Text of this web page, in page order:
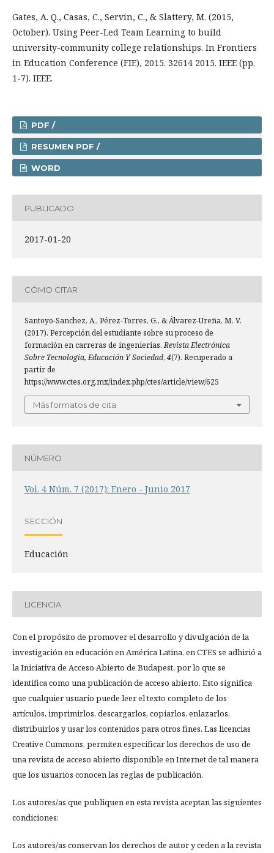
Gates, A. Q., Casas, C., Servin, C., & Slattery, M. (2015,
October). Using Peer-Led Team Learning to build
university-community college relationships. In Frontiers
in Education Conference (FIE), 2015. 32614 2015. IEEE (pp.
1-7). IEEE.
PDF /
RESUMEN PDF /
WORD
PUBLICADO
2017-01-20
CÓMO CITAR
Santoyo-Sanchez, A., Pérez-Torres, G., & Álvarez-Ureña, M. V.
(2017). Percepción del estudiante sobre su proceso de
formación en carreras de ingenierías.Revista Electrónica
Sobre Tecnología, Educación Y Sociedad, 4(7). Recuperado a
partir de
https://www.ctes.org.mx/index.php/ctes/article/view/625
Más formatos de cita
NÚMERO
Vol. 4 Núm. 7 (2017): Enero - Junio 2017
SECCIÓN
Educación
LICENCIA
Con el propósito de promover el desarrollo y divulgación de la
investigación en educación en América Latina, en CTES se adhirió a
la Iniciativa de Acceso Abierto de Budapest, por lo que se
identifica como una publicación de acceso abierto. Esto significa
que cualquier usuario puede leer el texto completo de los
artículos, imprimirlos, descargarlos, copiarlos, enlazarlos,
distribuirlos y usar los contenidos para otros fines. Las licencias
Creative Cummons, permiten especificar los derechos de uso de
una revista de acceso abierto disponible en Internet de tal manera
que los usuarios conocen las reglas de publicación.
Los autores/as que publiquen en esta revista aceptan las siguientes
condiciones:
Los autores/as conservan los derechos de autor y ceden a la revista